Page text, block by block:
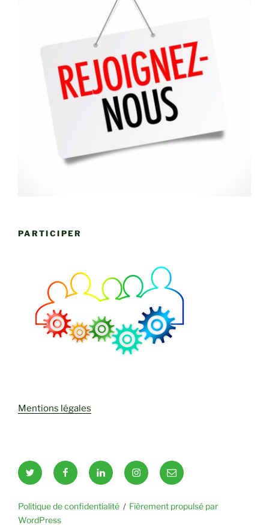
PARTICIPER
Mentions légales
Twitter FacebookLinkedInInstagramEmail
Politique de confidentialité
Fièrement propulsé par
WordPress